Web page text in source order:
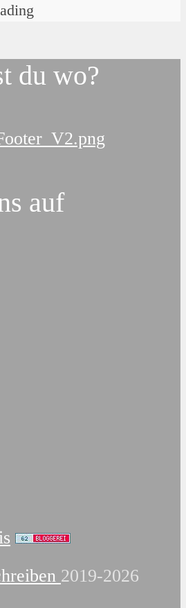
du wo?
auf
2019-2026